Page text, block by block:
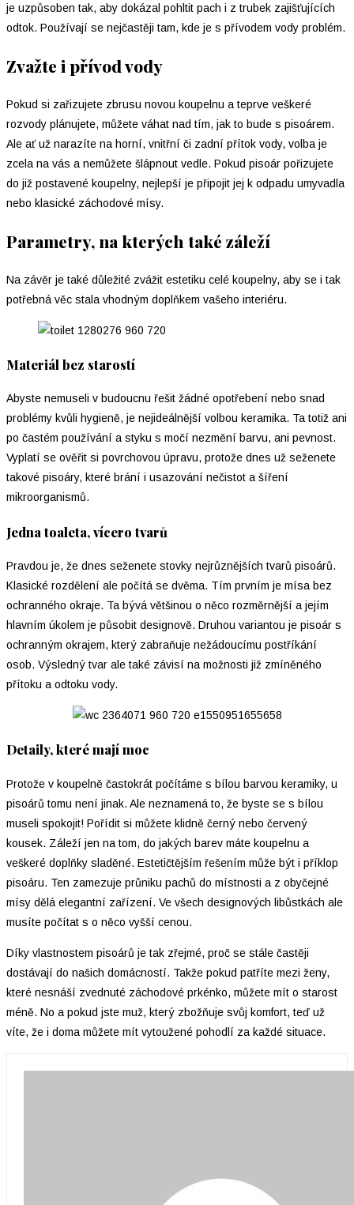
je uzpůsoben tak, aby dokázal pohltit pach i z trubek zajišťujících
odtok. Používají se nejčastěji tam, kde je s přívodem vody problém.
Zvažte i přívod vody
Pokud si zařizujete zbrusu novou koupelnu a teprve veškeré
rozvody plánujete, můžete váhat nad tím, jak to bude s pisoárem.
Ale ať už narazíte na horní, vnitřní či zadní přítok vody, volba je
zcela na vás a nemůžete šlápnout vedle. Pokud pisoár pořizujete
do již postavené koupelny, nejlepší je připojit jej k odpadu umyvadla
nebo klasické záchodové mísy.
Parametry, na kterých také záleží
Na závěr je také důležité zvážit estetiku celé koupelny, aby se i tak
potřebná věc stala vhodným doplňkem vašeho interiéru.
Materiál bez starostí
Abyste nemuseli v budoucnu řešit žádné opotřebení nebo snad
problémy kvůli hygieně, je nejideálnější volbou keramika. Ta totiž ani
po častém používání a styku s močí nezmění barvu, ani pevnost.
Vyplatí se ověřit si povrchovou úpravu, protože dnes už seženete
takové pisoáry, které brání i usazování nečistot a šíření
mikroorganismů.
Jedna toaleta, vícero tvarů
Pravdou je, že dnes seženete stovky nejrůznějších tvarů pisoárů.
Klasické rozdělení ale počítá se dvěma. Tím prvním je mísa bez
ochranného okraje. Ta bývá většinou o něco rozměrnější a jejím
hlavním úkolem je působit designově. Druhou variantou je pisoár s
ochranným okrajem, který zabraňuje nežádoucímu postříkání
osob. Výsledný tvar ale také závisí na možnosti již zmíněného
přítoku a odtoku vody.
Detaily, které mají moc
Protože v koupelně častokrát počítáme s bílou barvou keramiky, u
pisoárů tomu není jinak. Ale neznamená to, že byste se s bílou
museli spokojit! Pořídit si můžete klidně černý nebo červený
kousek. Záleží jen na tom, do jakých barev máte koupelnu a
veškeré doplňky sladěné. Estetičtějším řešením může být i příklop
pisoáru. Ten zamezuje průniku pachů do místnosti a z obyčejné
mísy dělá elegantní zařízení. Ve všech designových libůstkách ale
musíte počítat s o něco vyšší cenou.
Díky vlastnostem pisoárů je tak zřejmé, proč se stále častěji
dostávají do našich domácností. Takže pokud patříte mezi ženy,
které nesnáší zvednuté záchodové prkénko, můžete mít o starost
méně. No a pokud jste muž, který zbožňuje svůj komfort, teď už
víte, že i doma můžete mít vytoužené pohodlí za každé situace.